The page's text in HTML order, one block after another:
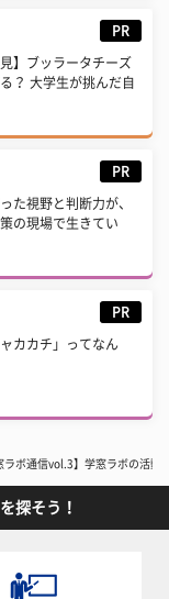
PR
見】ブッラータチーズ
？ 大学生が挑んだ自
PR
た視野と判断力が、
の現場で生きてい
PR
カカチ」ってなん
ラボ通信vol.3】学窓ラボの活動
探そう！